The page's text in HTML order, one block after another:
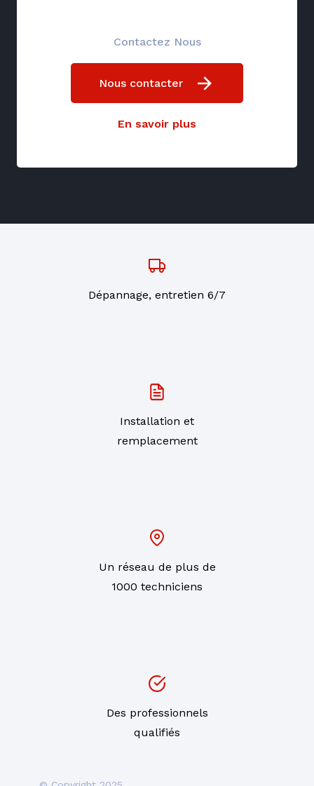
Contactez Nous
Nous contacter
En savoir plus
Dépannage, entretien 6/7
Installation et
remplacement
Un réseau de plus de
1000 techniciens
Des professionnels
qualifiés